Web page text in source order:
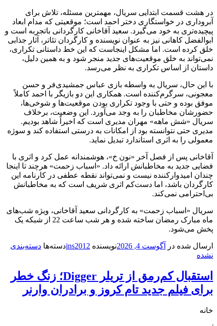
در هشت قسمت ابتدایی سریال، مهمترین مسئله، تلاش برای
آبروداری در خواستگاری دختر احمد است؛ موقعیتی که مدام ابعاد
پیچیده‌تری به خود می‌گیرد. سعید آقاخانی کارگردانی باتجربه است و
ابوالفضل کاهانی نیز به عنوان نویسنده و کارگردان تئاتر، آثار جذابی
خلق کرده است. اما مشکل اینجاست که این خط داستانی تکراری،
نمی‌تواند به خلق موقعیت‌های جدید منجر شود و به همین دلیل،
داستان از اساس تکراری به نظر می‌رسد.
با این حال، سریال به واسطه بازی عباس جمشیدی‌فر و حسن
معجونی، سرگرم‌کننده است. همکاری این دو بازیگر با احمد کاملاً
موفق بوده و حتی با وجود تکراری بودن موقعیت‌ها و شوخی‌ها،
حضورشان مخاطبان را به وجد می‌آورد. این وضعیت، برخلاف
سریال «شش ماهه» مهران مدیری است که اخیراً شاهد بودیم.
مدیری حتی نتوانسته بود از امکانات به درستی استفاده کند و سوژه
معمولی را به اثری استاندارد تبدیل نماید.
آقاخانی پس از فصل آخر «نون خ»، هوشمندانه عمل کرد و اثری با
فضایی جدید به مخاطبانش ارائه داد. «اسباب زحمت» هرچند تا اینجا
چندان امیدوارکننده نیست و نمی‌تواند نقطه عطفی در کارنامه این
کارگردان باشد، اما دست‌کم اثری شریف است که به مخاطبانش
بی‌احترامی نمی‌کند.
سریال «اسباب زحمت» به کارگردانی سعید آقاخانی، ویژه شب‌های
ماه مبارک رمضان ساخته شده و هر شب ساعت 22 از شبکه یک
پخش می‌شود.
ارسال شده در آگوست 4, 2026 نویسنده ins2012دسته‌ها دسته‌بندی
نشده
استقبال کم‌رمق از تریلر Digger؛ زنگ خطر
برای فیلم جدید تام کروز و برادران وارنر
خانه